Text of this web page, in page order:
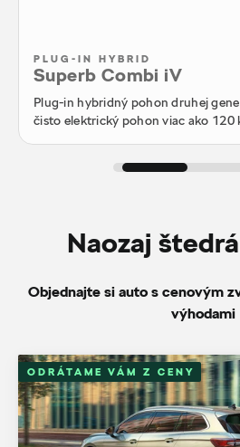
PLUG-IN HYBRID
Superb Combi iV
Plug-in hybridný pohon druhej
čisto elektrický pohon viac ako 120
Naozaj
Objednajte si auto s cenovým
výhodami
ODRÁTAME VÁM Z CENY